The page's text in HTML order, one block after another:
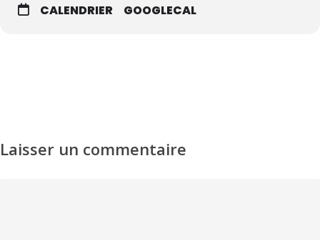
CALENDRIER GOOGLECAL
Laisser un commentaire